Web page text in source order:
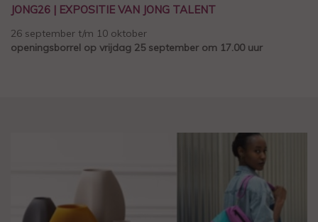
JONG26 | EXPOSITIE VAN JONG TALENT
26 september t/m 10 oktober
openingsborrel op vrijdag 25 september om 17.00 uur